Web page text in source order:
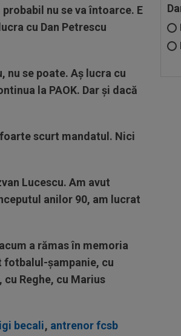
nu se va întoarce. E
cu Dan Petrescu
nu se poate. Aş lucra cu
la PAOK. Dar şi dacă
scurt mandatul. Nici
Lucescu. Am avut
anilor 90, am lucrat
a rămas în memoria
şampanie, cu
Reghe, cu Marius
becali, antrenor fcsb